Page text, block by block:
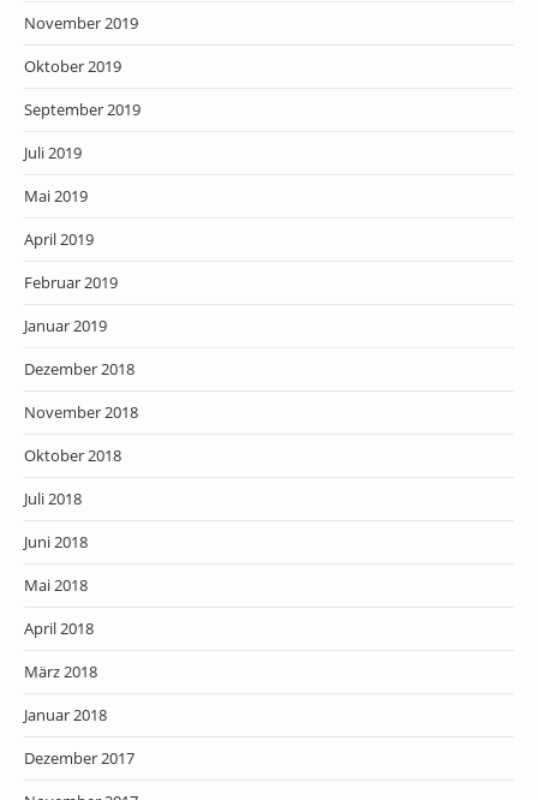
November 2019
Oktober 2019
September 2019
Juli 2019
Mai 2019
April 2019
Februar 2019
Januar 2019
Dezember 2018
November 2018
Oktober 2018
Juli 2018
Juni 2018
Mai 2018
April 2018
März 2018
Januar 2018
Dezember 2017